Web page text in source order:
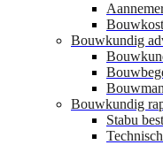
Bouwkundig
Bouwkundig
Stabu